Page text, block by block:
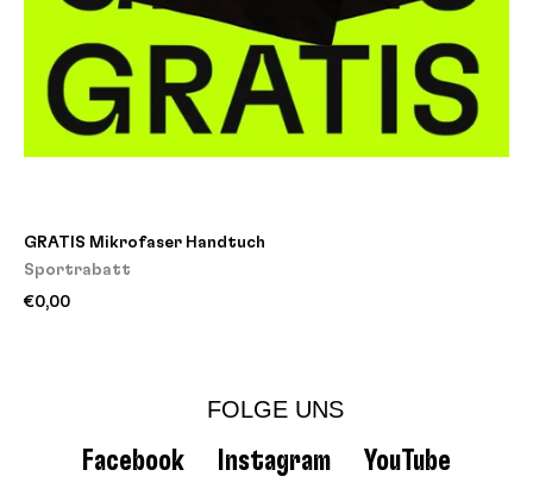
GRATIS Mikrofaser Handtuch
Sportrabatt
€0,00
FOLGE UNS
Facebook Instagram YouTube